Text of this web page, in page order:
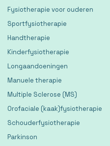
Fysiotherapie voor ouderen
Sportfysiotherapie
Handtherapie
Kinderfysiotherapie
Longaandoeningen
Manuele therapie
Multiple Sclerose (MS)
Orofaciale (kaak)fysiotherapie
Schouderfysiotherapie
Parkinson